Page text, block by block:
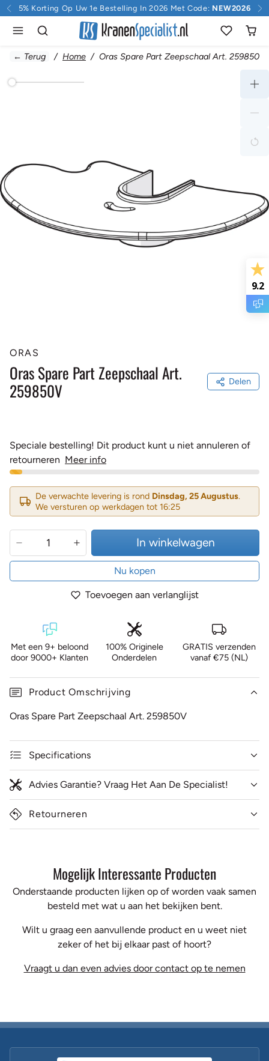
Doorgaan naar inhoud
5% Korting Op Uw 1e Bestelling In 2026 Met Code: NEW2026
← Terug Home Oras Spare Part Zeepschaal Art. 259850V
ORAS
Oras Spare Part Zeepschaal Art.
259850V
Delen
Speciale bestelling! Dit product kunt u niet annuleren of
retourneren Meer info
De verwachte levering is rond Dinsdag, 25 Augustus.
We versturen op werkdagen tot 16:25
In winkelwagen
Nu kopen
Toevoegen aan verlanglijst
Met een 9+ beloond
door 9000+ Klanten
100% Originele
Onderdelen
GRATIS verzenden
vanaf €75 (NL)
Product Omschrijving
Oras Spare Part Zeepschaal Art. 259850V
Specifications
Advies Garantie? Vraag Het Aan De Specialist!
Retourneren
Mogelijk Interessante Producten
Onderstaande producten lijken op of worden vaak samen
besteld met wat u aan het bekijken bent.
Wilt u graag een aanvullende product en u weet niet
zeker of het bij elkaar past of hoort?
Vraagt u dan even advies door contact op te nemen
9.2